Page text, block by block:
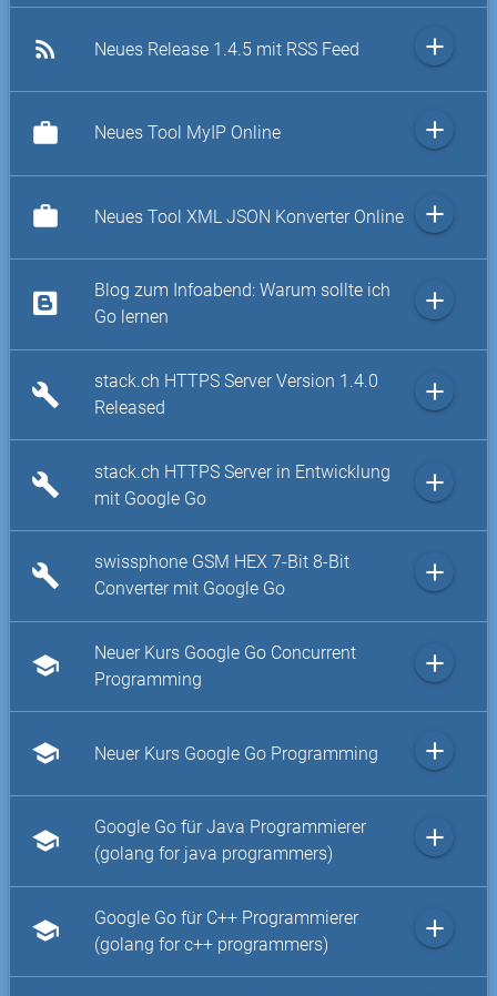
rss_feed Neues Release 1.4.5 mit RSS Feed add
work Neues Tool MyIP Online add
work Neues Tool XML JSON Konverter Online add
Blog zum Infoabend: Warum sollte ich
Go lernen
add
build
stack.ch HTTPS Server Version 1.4.0
Released
add
build
stack.ch HTTPS Server in Entwicklung
mit Google Go
add
build
swissphone GSM HEX 7-Bit 8-Bit
Converter mit Google Go
add
school
Neuer Kurs Google Go Concurrent
Programming
add
school Neuer Kurs Google Go Programming add
school
Google Go für Java Programmierer
(golang for java programmers)
add
school
Google Go für C++ Programmierer
(golang for c++ programmers)
add